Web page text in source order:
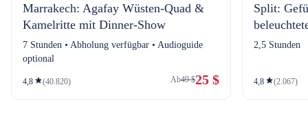
Marrakech: Agafay Wüsten-Quad &
Kamelritte mit Dinner-Show
7 Stunden • Abholung verfügbar • Audioguide
optional
4,8 (40.820) Ab49 $25 $
Split:
2,5 Stunden
4,8 (2.067)